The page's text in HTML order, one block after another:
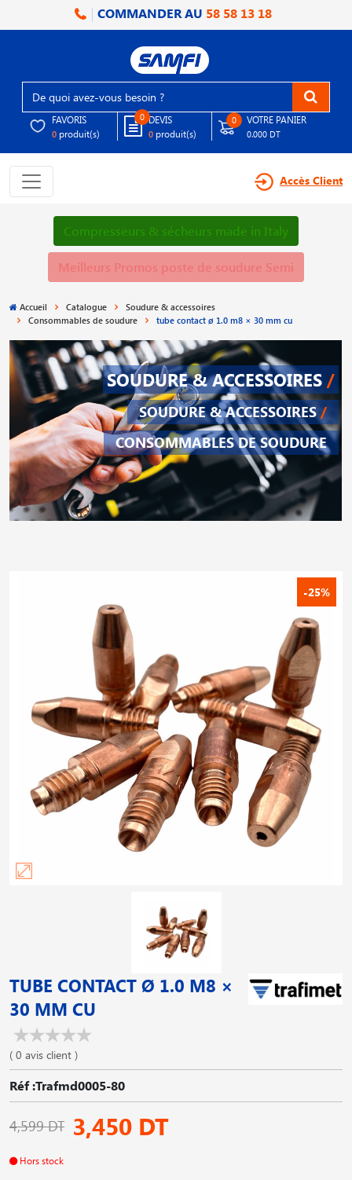
COMMANDER AU 58 58 13 18
FAVORIS
0 produit(s)
0 DEVIS
0 produit(s)
0 VOTRE PANIER
0.000 DT
Accès Client
Compresseurs & sécheurs made in Italy
Meilleurs Promos poste de soudure Semi
Accueil Catalogue
Soudure & accessoires
Consommables de soudure
tube contact ø 1.0 m8 × 30 mm cu
SOUDURE & ACCESSOIRES /
SOUDURE & ACCESSOIRES /
CONSOMMABLES DE SOUDURE
-25%
TUBE CONTACT Ø 1.0 M8 ×
30 MM CU
( 0 avis client )
Réf :Trafmd0005-80
4,599 DT 3,450 DT
Hors stock